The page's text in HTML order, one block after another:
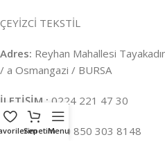
ÇEYİZCİ TEKSTİL
Adres: Reyhan Mahallesi
/ a Osmangazi / BURSA
İLETİŞİM : 0224 221 47 30
WHATSAPP :0 850 303 8148
SepetimMenu